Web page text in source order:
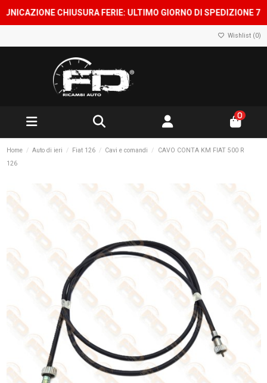
CHIUSURA FERIE: ULTIMO GIORNO DI SPEDIZIONE 7
Wishlist (0)
0
Home Auto di ieri Fiat 126 Cavi e comandi
CAVO CONTA KM FIAT 500 R
126